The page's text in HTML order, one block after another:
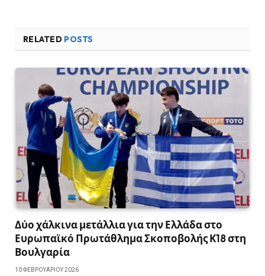
RELATED POSTS
Δύο χάλκινα μετάλλια για την Ελλάδα στο
Ευρωπαϊκό Πρωτάθλημα Σκοποβολής Κ18 στη
Βουλγαρία
10 ΦΕΒΡΟΥΑΡΊΟΥ 2026